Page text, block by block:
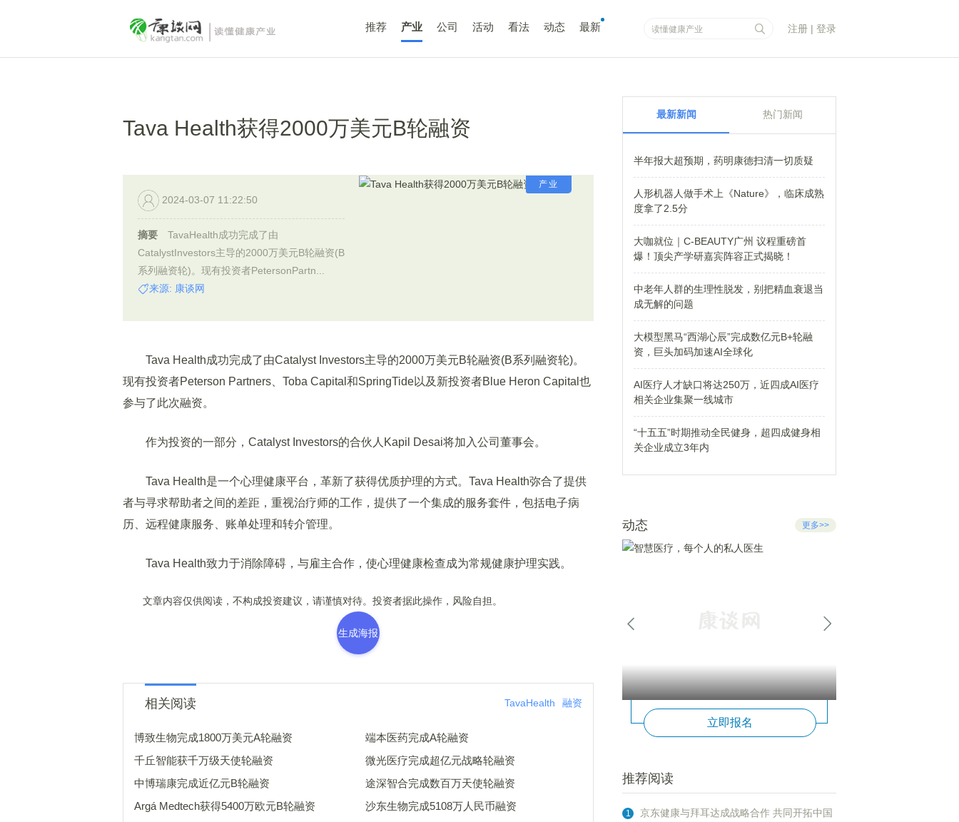
推荐 产业 公司 活动 看法 动态 最新 注册 | 登录
Tava Health获得2000万美元B轮融资
产业
2024-03-07 11:22:50
摘要
TavaHealth成功完成了由
CatalystInvestors主导的2000万美元B轮融资(B
系列融资轮)。现有投资者PetersonPartn...
来源: 康谈网
Tava Health成功完成了由Catalyst Investors主导的2000万美元B轮融资(B系列融资轮)。
现有投资者Peterson Partners、Toba Capital和SpringTide以及新投资者Blue Heron Capital也
参与了此次融资。
作为投资的一部分，Catalyst Investors的合伙人Kapil Desai将加入公司董事会。
Tava Health是一个心理健康平台，革新了获得优质护理的方式。Tava Health弥合了提供
者与寻求帮助者之间的差距，重视治疗师的工作，提供了一个集成的服务套件，包括电子病
历、远程健康服务、账单处理和转介管理。
Tava Health致力于消除障碍，与雇主合作，使心理健康检查成为常规健康护理实践。
文章内容仅供阅读，不构成投资建议，请谨慎对待。投资者据此操作，风险自担。
生成海报
相关阅读 TavaHealth 融资
博致生物完成1800万美元A轮融资
端本医药完成A轮融资
千丘智能获千万级天使轮融资
微光医疗完成超亿元战略轮融资
中博瑞康完成近亿元B轮融资
途深智合完成数百万天使轮融资
Argá Medtech获得5400万欧元B轮融资
沙东生物完成5108万人民币融资
最新新闻 热门新闻
半年报大超预期，药明康德扫清一切质疑
人形机器人做手术上《Nature》，临床成熟
度拿了2.5分
大咖就位｜C-BEAUTY广州 议程重磅首
爆！顶尖产学研嘉宾阵容正式揭晓！
中老年人群的生理性脱发，别把精血衰退当
成无解的问题
大模型黑马“西湖心辰”完成数亿元B+轮融
资，巨头加码加速AI全球化
AI医疗人才缺口将达250万，近四成AI医疗
相关企业集聚一线城市
“十五五”时期推动全民健身，超四成健身相
关企业成立3年内
动态 更多>>
立即报名
推荐阅读
1
京东健康与拜耳达成战略合作 共同开拓中国